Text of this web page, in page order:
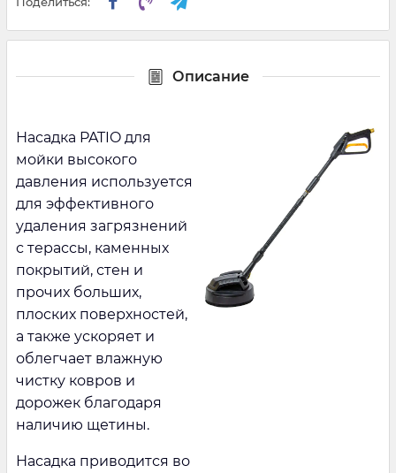
Описание
Насадка PATIO для
мойки высокого
давления используется
для эффективного
удаления загрязнений
с терассы, каменных
покрытий, стен и
прочих больших,
плоских поверхностей,
а также ускоряет и
облегчает влажную
чистку ковров и
дорожек благодаря
наличию щетины.
Насадка приводится во